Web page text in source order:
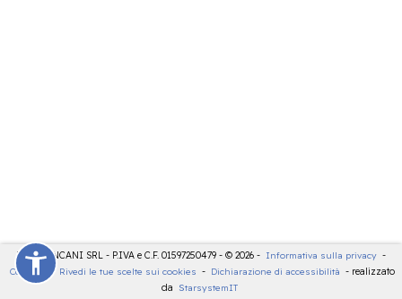
LDT - PANCANI SRL - P.IVA e C.F. 01597250479 - © 2026 - Informativa sulla privacy -
Cookies
- Rivedi le tue scelte sui cookies - Dichiarazione di accessibilità - realizzato
da
StarsystemIT